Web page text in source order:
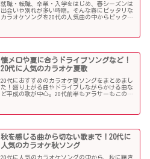
就職・転職、卒業・入学をはじめ、春シーズンは
出会いや別れが多い時期。そんな春にピッタリな
カラオケソングを20代の人気曲の中からピックア
懐メロや夏に合うドライブソングなど！
20代に人気のカラオケ夏歌
20代におすすめのカラオケ夏ソングをまとめまし
た！盛り上がる曲やドライブしながらかける曲な
ど平成の歌が中心。20代前半もアラサーもこの曲
秋を感じる曲から切ない歌まで！20代に
人気のカラオケ秋ソング
20代に人気のカラオケソングの中から、秋に聴き